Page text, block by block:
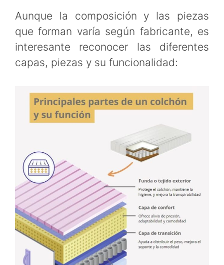
Aunque la composición y las piezas
que forman varía según fabricante, es
interesante reconocer las diferentes
capas, piezas y su funcionalidad: